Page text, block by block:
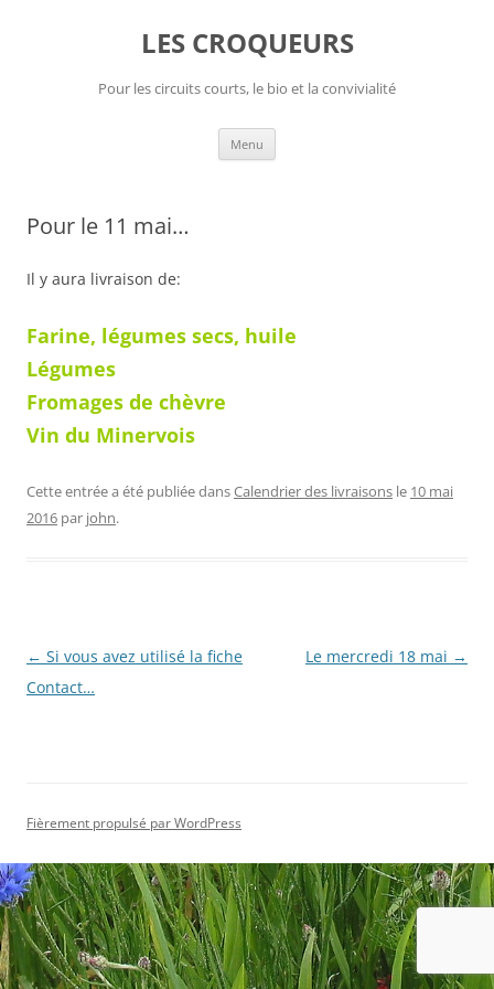
LES CROQUEURS
Pour les circuits courts, le bio et la convivialité
Menu
Pour le 11 mai…
Il y aura livraison de:
Farine, légumes secs, huile
Légumes
Fromages de chèvre
Vin du Minervois
Cette entrée a été publiée dansCalendrier des livraisons le 10 mai
2016 par john.
Navigation
des
← Si vous avez utilisé la fiche
Contact…
Le mercredi 18 mai →
Fièrement propulsé par WordPress